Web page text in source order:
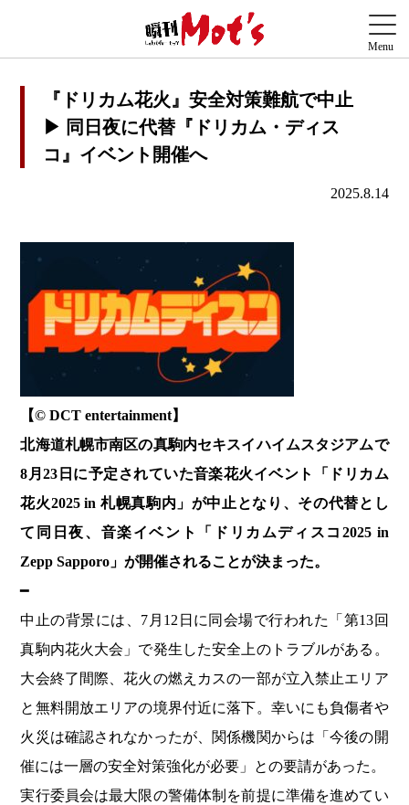
『ドリカム花火』安全対策難航で中止
▶︎ 同日夜に代替『ドリカム・ディス
コ』イベント開催へ
2025.8.14
【© DCT entertainment】
北海道札幌市南区の真駒内セキスイハイムスタジアムで
8月23日に予定されていた音楽花火イベント「ドリカム
花火2025 in 札幌真駒内」が中止となり、その代替とし
て同日夜、音楽イベント「ドリカムディスコ2025 in
Zepp Sapporo」が開催されることが決まった。
━
中止の背景には、7月12日に同会場で行われた「第13回
真駒内花火大会」で発生した安全上のトラブルがある。
大会終了間際、花火の燃えカスの一部が立入禁止エリア
と無料開放エリアの境界付近に落下。幸いにも負傷者や
火災は確認されなかったが、関係機関からは「今後の開
催には一層の安全対策強化が必要」との要請があった。
実行委員会は最大限の警備体制を前提に準備を進めてい